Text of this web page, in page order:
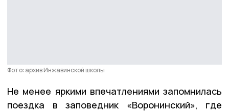
Фото: архив Инжавинской школы
Не менее яркими впечатлениями запомнилась
поездка в заповедник «Воронинский», где